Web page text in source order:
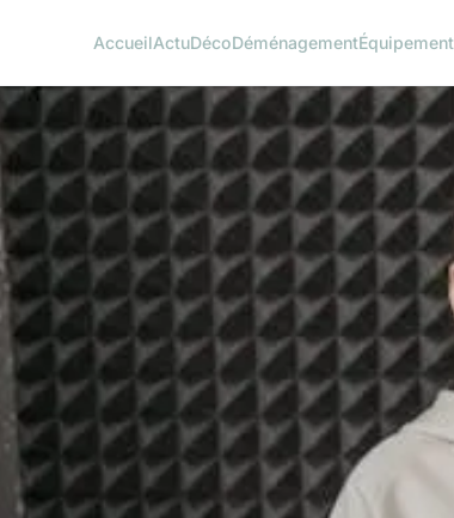
AccueilActuDécoDéménagementÉquipement